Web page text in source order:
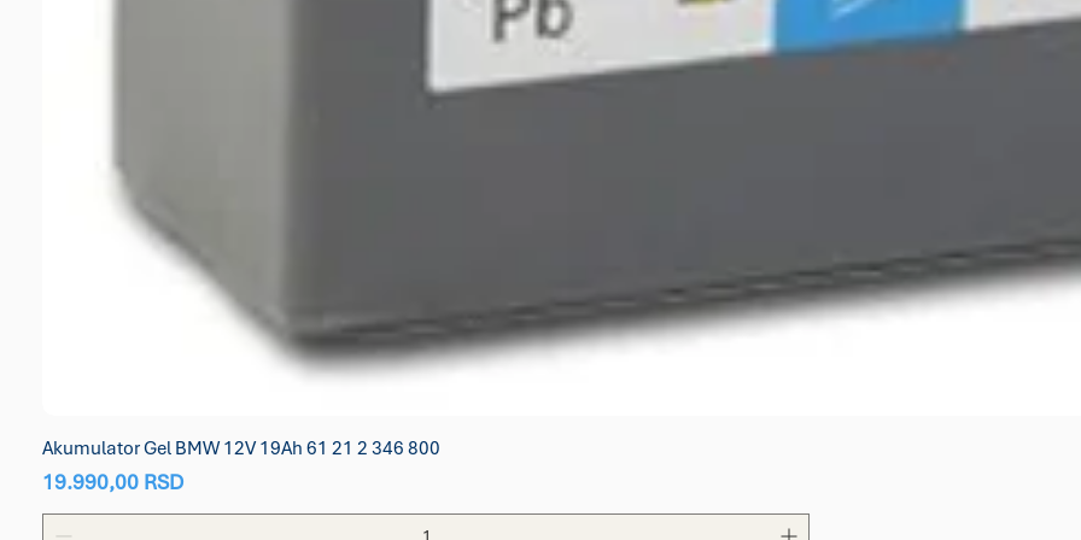
Akumulator Gel BMW 12V 19Ah 61 21 2 346 800
Price
19.990,00 RSD